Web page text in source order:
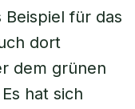
Beispiel für das
dort
dem grünen
hat sich